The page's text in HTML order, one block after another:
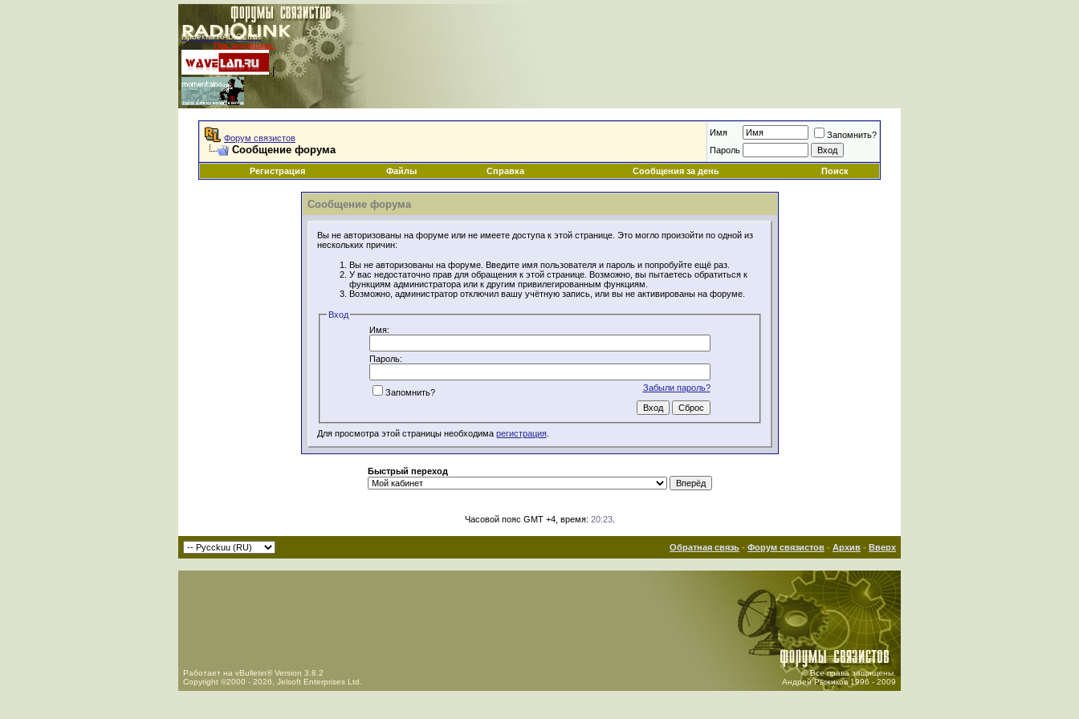
Проекты RADIOLINK
При поддержке:
|
Форум связистов
Сообщение форума
Имя
Запомнить?
Пароль
Регистрация Файлы Справка Сообщения за день Поиск
Сообщение форума
Вы не авторизованы на форуме или не имеете доступа к этой странице. Это могло произойти по одной из
нескольких причин:
Вы не авторизованы на форуме. Введите имя пользователя и пароль и попробуйте ещё раз.
У вас недостаточно прав для обращения к этой странице. Возможно, вы пытаетесь обратиться к
функциям администратора или к другим привилегированным функциям.
Возможно, администратор отключил вашу учётную запись, или вы не активированы на форуме.
Вход
Имя:
Пароль:
Забыли пароль?
Запомнить?
Для просмотра этой страницы необходима регистрация.
Быстрый переход
Часовой пояс GMT +4, время: 20:23.
Обратная связь - Форум связистов - Архив - Вверх
Работает на vBulletin® Version 3.8.2
Copyright ©2000 - 2026, Jelsoft Enterprises Ltd.
© Все права защищены.
Андрей Рыжиков 1996 - 2009